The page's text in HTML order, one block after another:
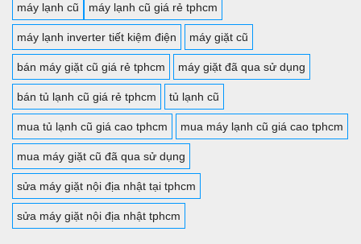
máy lạnh cũ máy lạnh cũ giá rẻ tphcm
máy lạnh inverter tiết kiệm điện máy giặt cũ
bán máy giặt cũ giá rẻ tphcm máy giặt đã qua sử dụng
bán tủ lạnh cũ giá rẻ tphcm tủ lạnh cũ
mua tủ lạnh cũ giá cao tphcm mua máy lạnh cũ giá cao tphcm
mua máy giặt cũ đã qua sử dụng
sửa máy giặt nội địa nhật tại tphcm
sửa máy giặt nội địa nhật tphcm